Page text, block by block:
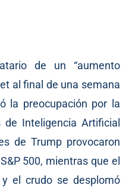
de un “aumento
al final de una semana
la preocupación por la
Inteligencia Artificial
de Trump provocaron
500, mientras que el
el crudo se desplomó